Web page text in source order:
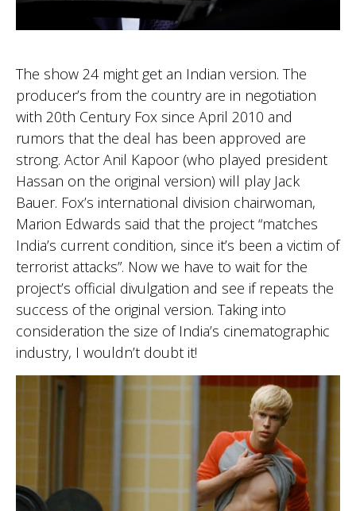
The show 24 might get an Indian version. The
producer’s from the country are in negotiation
with 20th Century Fox since April 2010 and
rumors that the deal has been approved are
strong. Actor Anil Kapoor (who played president
Hassan on the original version) will play Jack
Bauer. Fox’s international division chairwoman,
Marion Edwards said that the project “matches
India’s current condition, since it’s been a victim of
terrorist attacks”. Now we have to wait for the
project’s official divulgation and see if repeats the
success of the original version. Taking into
consideration the size of India’s cinematographic
industry, I wouldn’t doubt it!